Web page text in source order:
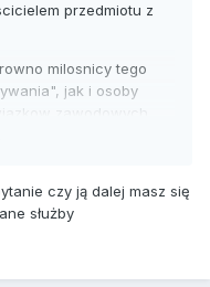
przedmiotu z
milosnicy tego
jak i osoby
zawodowych..
i uwazam ze sa
czy ją dalej masz się
służby